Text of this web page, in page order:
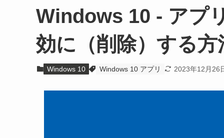
Windows 10 - アプ
効に（削除）する方
Windows 10 Windows 10 アプリ 2023年12月26